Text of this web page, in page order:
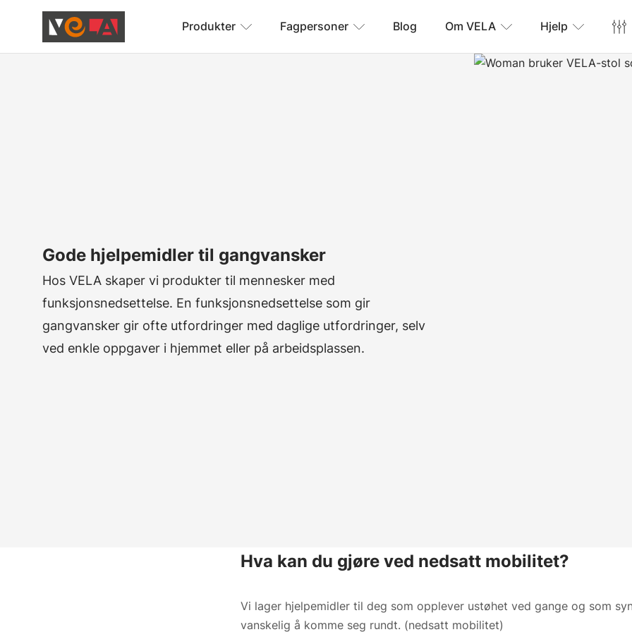
Produkter Fagpersoner Blog Om VELA Hjelp
Gode hjelpemidler til gangvansker
Hos VELA skaper vi produkter til mennesker med
funksjonsnedsettelse. En funksjonsnedsettelse som gir
gangvansker gir ofte utfordringer med daglige utfordringer, selv
ved enkle oppgaver i hjemmet eller på arbeidsplassen.
Hva kan du gjøre ved nedsatt mobilitet?
Vi lager hjelpemidler til deg som opplever ustøhet ved gange og som
vanskelig å komme seg rundt. (nedsatt mobilitet)